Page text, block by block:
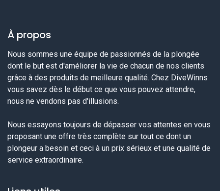
À propos
Nous sommes une équipe de passionnés de la plongée
dont le but est d'améliorer la vie de chacun de nos clients
grâce à des produits de meilleure qualité. Chez DiveWinns
vous savez dès le début ce que vous pouvez attendre,
nous ne vendons pas d'illusions.
Nous essayons toujours de dépasser vos attentes en vous
proposant une offre très complète sur tout ce dont un
plongeur a besoin et ceci à un prix sérieux et une qualité de
service extraordinaire.